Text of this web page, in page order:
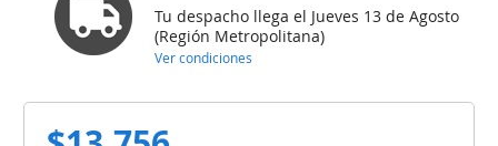
Tu despacho llega el Jueves 13 de Agosto
(Región Metropolitana)
Ver condiciones